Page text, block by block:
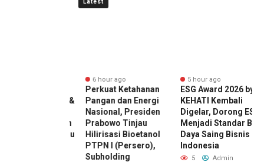
Latest
6 hour ago
Perkuat Ketahanan
Pangan dan Energi
Nasional, Presiden
Prabowo Tinjau
Hilirisasi Bioetanol
PTPN I (Persero),
Subholding
5 hour ago
ESG Award 2026 by
KEHATI Kembali
Digelar, Dorong ESG
Menjadi Standar Baru
Daya Saing Bisnis
Indonesia
Admin